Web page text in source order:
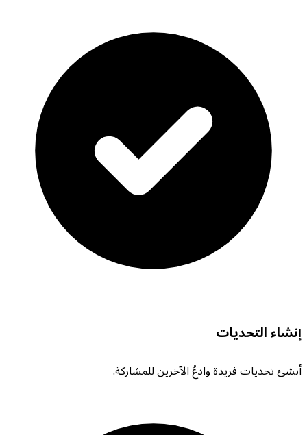
إنشاء التحديات
أنشئ تحديات فريدة وادعُ الآخرين للمشاركة.